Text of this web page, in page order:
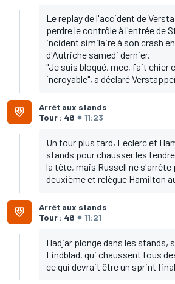
Le replay de l'accident de
perdre le contrôle à l'entrée de
incident similaire à son crash
d'Autriche samedi dernier.
"Je suis bloqué, mec, fait chier
incroyable", a déclaré
Arrêt aux stands
Tour : 48
11:23
Un tour plus tard, Leclerc et
stands pour chausser les
la tête, mais Russell ne s'arrête
deuxième et relègue Hamilton
Arrêt aux stands
Tour : 48
11:21
Hadjar plonge dans les stands,
Lindblad, qui chaussent tous
ce qui devrait être un sprint